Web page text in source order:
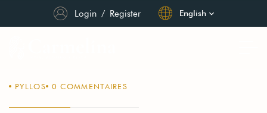
Login / Register English
PYLLOS 0 COMMENTAIRES